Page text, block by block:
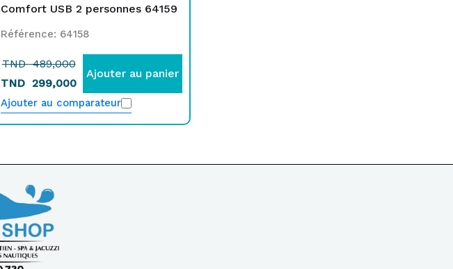
Comfort USB 2 personnes 64159
Référence: 64158
TND489,000
TND 299,000
Ajouter au panier
Ajouter au comparateur